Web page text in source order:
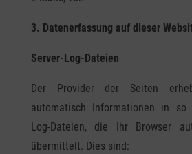
3. Datenerfassung auf dieser
Server-Log-Dateien
Der Provider der Seiten
automatisch Informationen in so
Log-Dateien, die Ihr Browser
übermittelt. Dies sind: